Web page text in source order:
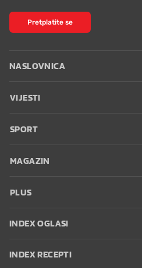
Pretplatite se
NASLOVNICA
VIJESTI
SPORT
MAGAZIN
PLUS
INDEX OGLASI
INDEX RECEPTI